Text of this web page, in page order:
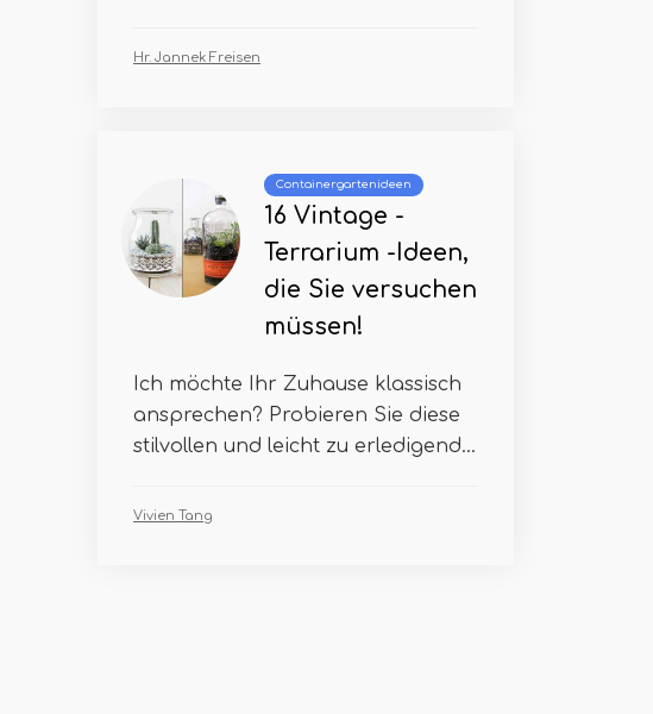
Hr. Jannek Freisen
Containergartenideen
16 Vintage -
Terrarium -Ideen,
die Sie versuchen
müssen!
Ich möchte Ihr Zuhause klassisch
ansprechen? Probieren Sie diese
stilvollen und leicht zu erledigend...
Vivien Tang